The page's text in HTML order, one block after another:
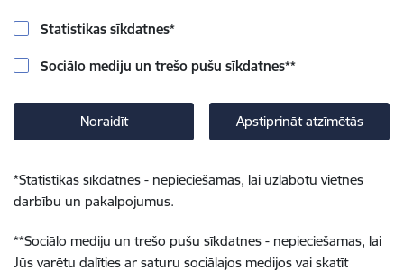
Statistikas sīkdatnes*
Sociālo mediju un trešo pušu sīkdatnes**
Noraidīt Apstiprināt atzīmētās
*Statistikas sīkdatnes - nepieciešamas, lai uzlabotu vietnes
darbību un pakalpojumus.
**Sociālo mediju un trešo pušu sīkdatnes - nepieciešamas, lai
Jūs varētu dalīties ar saturu sociālajos medijos vai skatīt